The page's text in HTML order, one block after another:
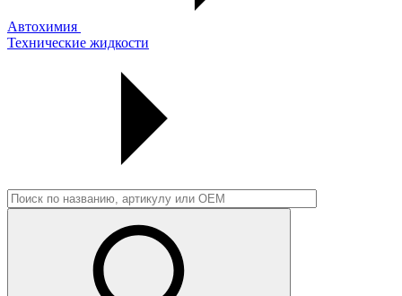
Автохимия
Технические жидкости